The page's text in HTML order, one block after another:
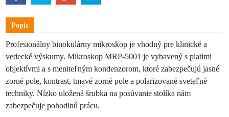
Popis
Profesionálny binokulárny mikroskop je vhodný pre klinické a
vedecké výskumy. Mikroskop MRP-5001 je vybavený s piatimi
objektívmi a s meniteľným kondenzorom, ktoré zabezpečujú jasné
zorné pole, kontrast, tmavé zorné pole a polarizované sveteľné
techniky. Nízko uložená šrubka na posúvanie stolíka nám
zabezpečuje pohodlnú prácu.